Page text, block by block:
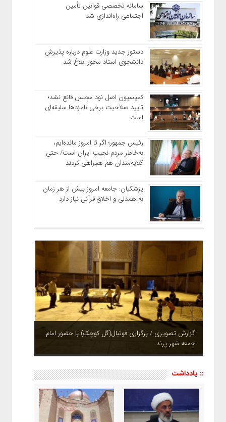
سامانه تخصصی قوانین تأمین
اجتماعی راه‌اندازی شد
دستور جدید وزارت علوم درباره پذیرش
دانشجوی استاد محور ابلاغ شد
کمیسیون اصل نود مجلس قانع نشد؛
تایید صلاحیت برخی نامزدها سلیقه‌ای
است
رئیس‌ جمهور؛ اگر تا امروز مانده‌ایم،
به‌خاطر مردم نجیب ایران است/ حتی
گلایه‌مندان هم همراهی کردند
پزشکیان: جامعه امروز بیش از هر زمان
به همدلی و اخلاق قرآنی نیاز دارد
گزارش تصویری / برگزاری فوتبال(گل کوچک) با حضور امام
جمعه شهر پرند
چشم نوازی بوستان های شهر پرند در فصل بهار + تصاویر
:: یادداشت